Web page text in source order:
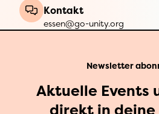
Kontakt
essen@go-unity.org
Newsletter
Aktuelle Events